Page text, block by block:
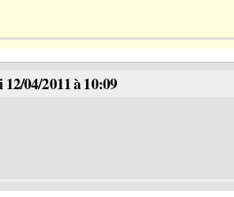
04/2011 à 10:09